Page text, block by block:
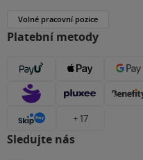
Volné pracovní pozice
Platební metody
+ 17
Sledujte nás